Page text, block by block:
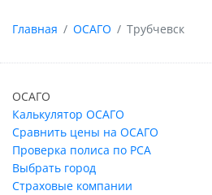
Главная ОСАГО Трубчевск
ОСАГО
Калькулятор ОСАГО
Сравнить цены на ОСАГО
Проверка полиса по РСА
Выбрать город
Страховые компании